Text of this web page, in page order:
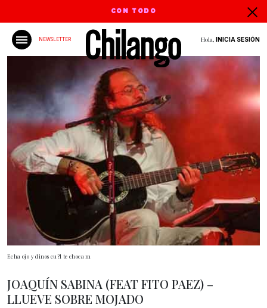
CON TODO
NEWSLETTER Hola, INICIA SESIÓN
Echa ojo y dinos cu?l te choca m
JOAQUÍN SABINA (FEAT FITO PAEZ) –
LLUEVE SOBRE MOJADO